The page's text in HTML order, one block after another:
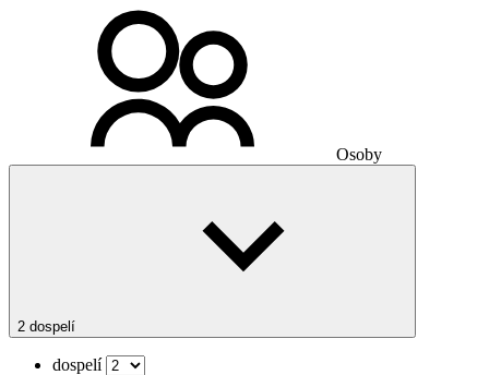
Osoby
2 dospelí
dospelí